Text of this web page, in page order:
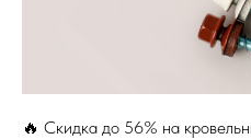
🔥 Скидка до 56% на